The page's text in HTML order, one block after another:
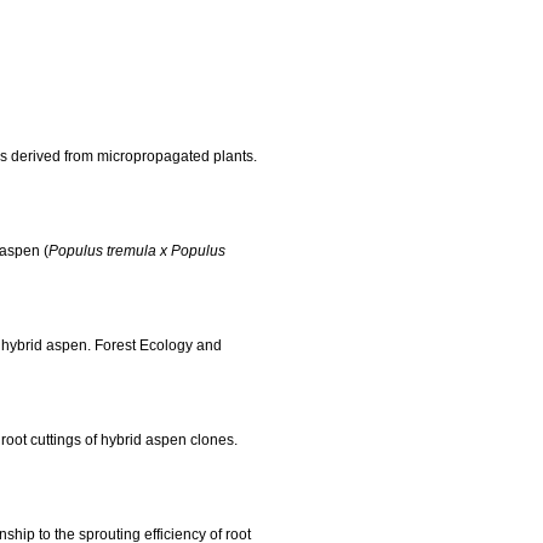
derived from micropropagated plants.
(Populus tremula x Populus
aspen. Forest Ecology and
cuttings of hybrid aspen clones.
to the sprouting efficiency of root